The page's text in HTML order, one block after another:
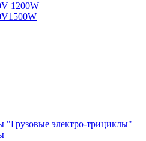
1200W
"Грузовые электро‑трициклы"